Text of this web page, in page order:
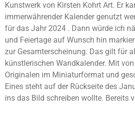
Kunstwerk von Kirsten Kohrt Art. Er
immerwährender Kalender genutzt
für das Jahr 2024 . Dann würde ich
und Feiertage auf Wunsch hin
zur Gesamterscheinung. Das gilt für
künstlerischen Wandkalender. Mit
Originalen im Miniaturformat und
Eines steht auf der Rückseite des
ins das Bild schreiben wollte. Bereits